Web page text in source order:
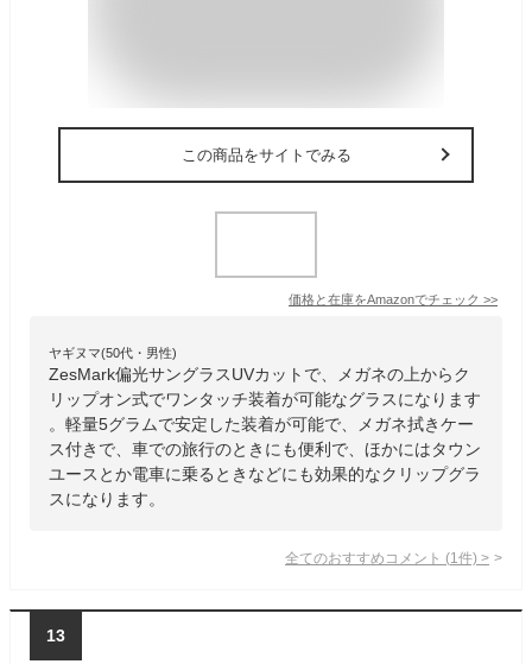
この商品をサイトでみる
価格と在庫をAmazonでチェック >>
ヤギヌマ(50代・男性)
ZesMark偏光サングラスUVカットで、メガネの上からク
リップオン式でワンタッチ装着が可能なグラスになります
。軽量5グラムで安定した装着が可能で、メガネ拭きケー
ス付きで、車での旅行のときにも便利で、ほかにはタウン
ユースとか電車に乗るときなどにも効果的なクリップグラ
スになります。
全てのおすすめコメント (1 件) >
13